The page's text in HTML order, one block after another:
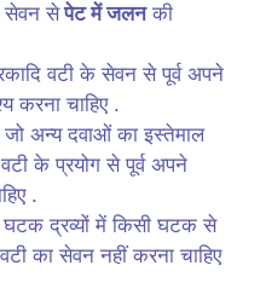
सेवन सेपेट में जलनकी
वटी के सेवन से पूर्व अपने
करना चाहिए .
जो अन्य दवाओं का इस्तेमाल
के प्रयोग से पूर्व अपने
.
घटक द्रव्यों में किसी घटक से
का सेवन नहीं करना चाहिए